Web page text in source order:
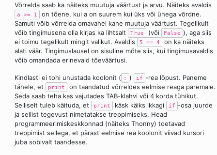
Võrrelda saab ka näiteks muutuja väärtust ja arvu. Näiteks avaldis
a >= 1
on tõene, kui a on suurem kui üks või ühega võrdne.
Samuti võib võrrelda omavahel kahe muutuja väärtust. Tegelikult
võib tingimusena olla kirjas ka lihtsalt
True (või False ), aga siis
ei toimu tegelikult mingit valikut. Avaldis
5 == 4
on ka näiteks
alati väär. Tingimuslausel on sisuline mõte siis, kui tingimusavaldis
võib omandada erinevaid tõeväärtusi.
Kindlasti ei tohi unustada koolonit ( : ) if -rea lõpust. Paneme
tähele, et
print
on taandatud võrreldes eelmise reaga paremale.
Seda saab teha kas vajutades TAB-klahvi või 4 korda tühikut.
Selliselt tuleb käituda, et
print käsk käiks ikkagi if -osa juurde
ja sellist tegevust nimetatakse treppimiseks. Head
programmeerimiskeskkonnad (näiteks Thonny) toetavad
treppimist sellega, et pärast eelmise rea koolonit viivad kursori
juba sobivalt taandesse.